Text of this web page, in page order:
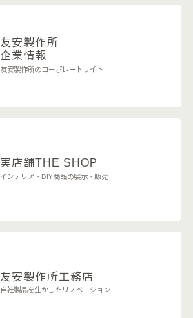
友安製作所
企業情報
友安製作所のコーポレートサイト
実店舗THE SHOP
インテリア・DIY商品の展示・販売
友安製作所工務店
自社製品を生かしたリノベーション